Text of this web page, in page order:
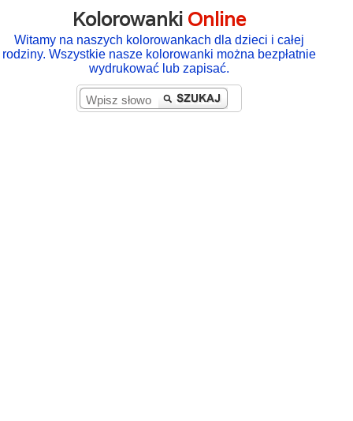
Kolorowanki Online
Witamy na naszych kolorowankach dla dzieci i całej
rodziny. Wszystkie nasze kolorowanki można bezpłatnie
wydrukować lub zapisać.